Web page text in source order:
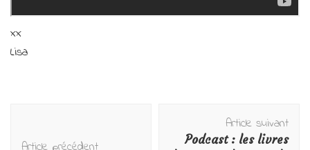
xx
Lisa
Article suivant
Podcast : les livres